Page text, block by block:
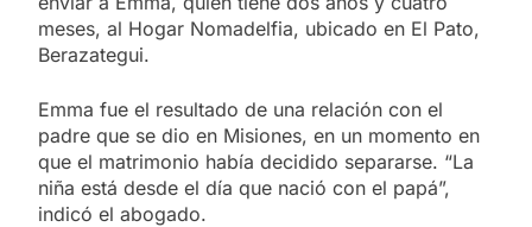
meses, al Hogar Nomadelfia, ubicado en El Pato,
Berazategui.
Emma fue el resultado de una relación con el
padre que se dio en Misiones, en un momento en
que el matrimonio había decidido separarse. “La
niña está desde el día que nació con el papá”,
indicó el abogado.